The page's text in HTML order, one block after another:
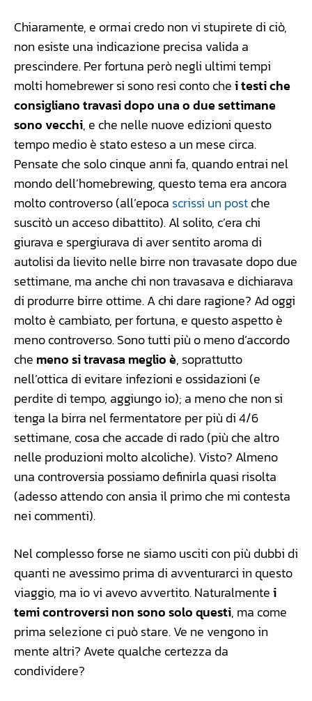
Chiaramente, e ormai credo non vi stupirete di ciò,
non esiste una indicazione precisa valida a
prescindere. Per fortuna però negli ultimi tempi
molti homebrewer si sono resi conto chei testi che
consigliano travasi dopo una o due settimane
sono vecchi, e che nelle nuove edizioni questo
tempo medio è stato esteso a un mese circa.
Pensate che solo cinque anni fa, quando entrai nel
mondo dell’homebrewing, questo tema era ancora
molto controverso (all’epoca scrissi un postche
suscitò un acceso dibattito). Al solito, c’era chi
giurava e spergiurava di aver sentito aroma di
autolisi da lievito nelle birre non travasate dopo due
settimane, ma anche chi non travasava e dichiarava
di produrre birre ottime. A chi dare ragione? Ad oggi
molto è cambiato, per fortuna, e questo aspetto è
meno controverso. Sono tutti più o meno d’accordo
che meno si travasa meglio è, soprattutto
nell’ottica di evitare infezioni e ossidazioni (e
perdite di tempo, aggiungo io); a meno che non si
tenga la birra nel fermentatore per più di 4/6
settimane, cosa che accade di rado (più che altro
nelle produzioni molto alcoliche). Visto? Almeno
una controversia possiamo definirla quasi risolta
(adesso attendo con ansia il primo che mi contesta
nei commenti).
Nel complesso forse ne siamo usciti con più dubbi di
quanti ne avessimo prima di avventurarci in questo
viaggio, ma io vi avevo avvertito. Naturalmentei
temi controversi non sono solo questi, ma come
prima selezione ci può stare. Ve ne vengono in
mente altri? Avete qualche certezza da
condividere?